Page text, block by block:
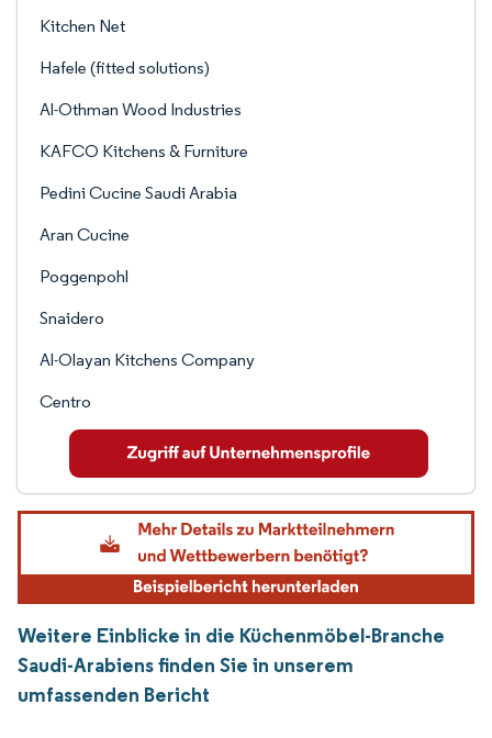
Kitchen Net
Hafele (fitted solutions)
Al-Othman Wood Industries
KAFCO Kitchens & Furniture
Pedini Cucine Saudi Arabia
Aran Cucine
Poggenpohl
Snaidero
Al-Olayan Kitchens Company
Centro
Weitere Einblicke in die Küchenmöbel-Branche
Saudi-Arabiens finden Sie in unserem
umfassenden Bericht